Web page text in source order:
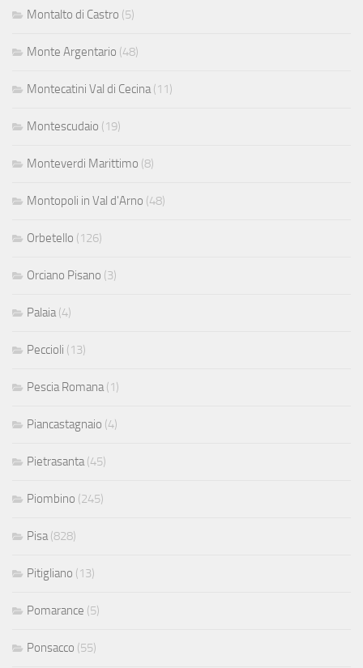
Montalto di Castro (5)
Monte Argentario (48)
Montecatini Val di Cecina (11)
Montescudaio (19)
Monteverdi Marittimo (8)
Montopoli in Val d'Arno (48)
Orbetello (126)
Orciano Pisano (3)
Palaia (4)
Peccioli (13)
Pescia Romana (1)
Piancastagnaio (4)
Pietrasanta (45)
Piombino (245)
Pisa (828)
Pitigliano (13)
Pomarance (5)
Ponsacco (55)